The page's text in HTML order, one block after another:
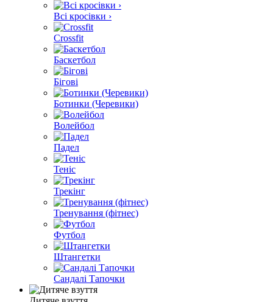
Всі кросівки ›
Crossfit
Баскетбол
Бігові
Ботинки (Черевики)
Волейбол
Падел
Теніс
Трекінг
Тренування (фітнес)
Футбол
Штангетки
Сандалі Тапочки